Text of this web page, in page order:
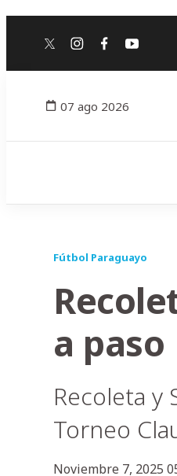
twitterinstagram
facebook
youtube
07 ago 2026
Fútbol Paraguayo
a paso
Recoleta y
Torneo
Noviembre 7, 2025